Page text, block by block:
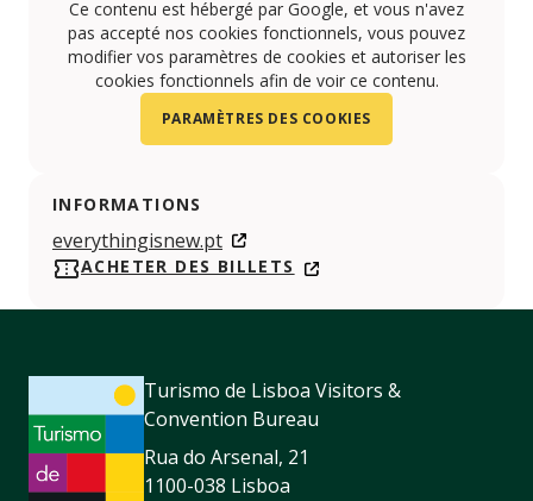
Ce contenu est hébergé par Google, et vous n'avez
pas accepté nos cookies fonctionnels, vous pouvez
modifier vos paramètres de cookies et autoriser les
cookies fonctionnels afin de voir ce contenu.
PARAMÈTRES DES COOKIES
INFORMATIONS
everythingisnew.pt
ACHETER DES BILLETS
Turismo de Lisboa Visitors &
Convention Bureau
Rua do Arsenal, 21
1100-038 Lisboa